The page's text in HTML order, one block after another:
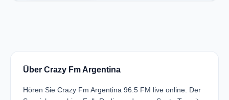
Über Crazy Fm Argentina
Hören Sie Crazy Fm Argentina 96.5 FM live online. Der